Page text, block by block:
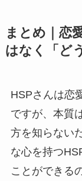
まとめ｜恋
はなく「ど
HSPさんは恋
ですが、本質
方を知らない
な心を持つ
ことができる